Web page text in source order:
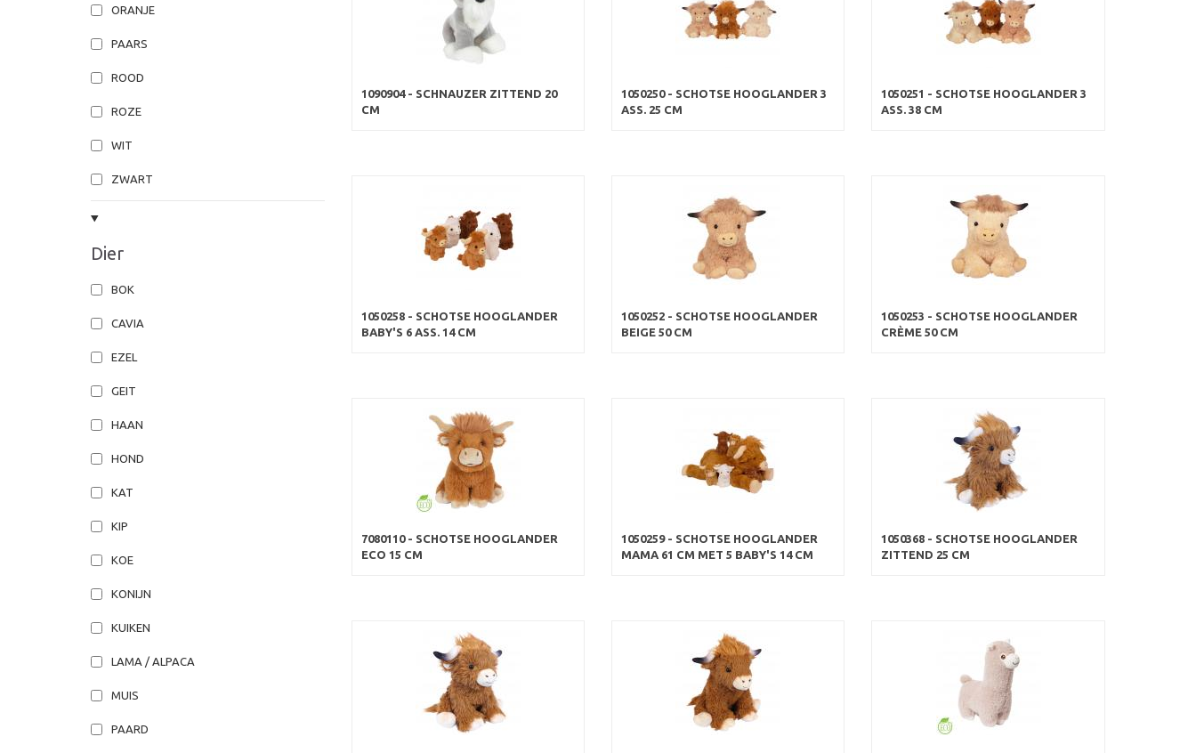
ORANJE
PAARS
ROOD
ROZE
WIT
ZWART
Dier
BOK
CAVIA
EZEL
GEIT
HAAN
HOND
KAT
KIP
KOE
KONIJN
KUIKEN
LAMA / ALPACA
MUIS
PAARD
1090904 - SCHNAUZER ZITTEND 20
CM
1050250 - SCHOTSE HOOGLANDER 3
ASS. 25 CM
1050251 - SCHOTSE HOOGLANDER 3
ASS. 38 CM
1050258 - SCHOTSE HOOGLANDER
BABY'S 6 ASS. 14 CM
1050252 - SCHOTSE HOOGLANDER
BEIGE 50 CM
1050253 - SCHOTSE HOOGLANDER
CRÈME 50 CM
7080110 - SCHOTSE HOOGLANDER
ECO 15 CM
1050259 - SCHOTSE HOOGLANDER
MAMA 61 CM MET 5 BABY'S 14 CM
1050368 - SCHOTSE HOOGLANDER
ZITTEND 25 CM